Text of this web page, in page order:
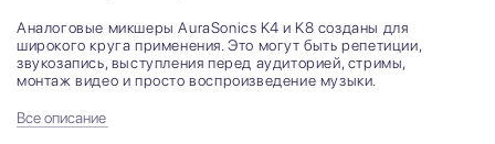
Аналоговые микшеры AuraSonics K4 и K8 созданы для
широкого круга применения. Это могут быть репетиции,
звукозапись, выступления перед аудиторией, стримы,
монтаж видео и просто воспроизведение музыки.
Все описание